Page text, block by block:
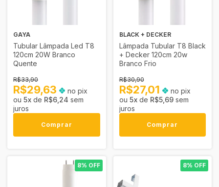
GAYA
Tubular Lâmpada Led T8
120cm 20W Branco
Quente
R$33,90
R$29,63
no pix
5x de R$6,24 sem
juros
Comprar
BLACK + DECKER
Lâmpada Tubular T8 Black
+ Decker 120cm 20w
Branco Frio
R$30,90
R$27,01
no pix
5x de R$5,69 sem
juros
Comprar
8% OFF 8% OFF